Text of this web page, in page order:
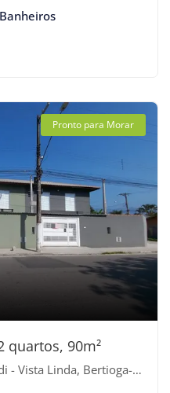
Pronto para Morar
quartos, 90m²
Vista Linda, Bertioga-SP